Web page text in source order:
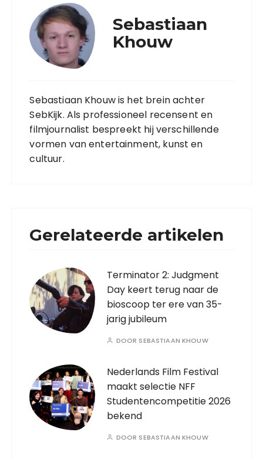
Sebastiaan
Khouw
Sebastiaan Khouw is het brein achter
SebKijk. Als professioneel recensent en
filmjournalist bespreekt hij verschillende
vormen van entertainment, kunst en
cultuur.
Gerelateerde artikelen
Terminator 2: Judgment
Day keert terug naar de
bioscoop ter ere van 35-
jarig jubileum
DOOR SEBASTIAAN KHOUW
Nederlands Film Festival
maakt selectie NFF
Studentencompetitie 2026
bekend
DOOR SEBASTIAAN KHOUW